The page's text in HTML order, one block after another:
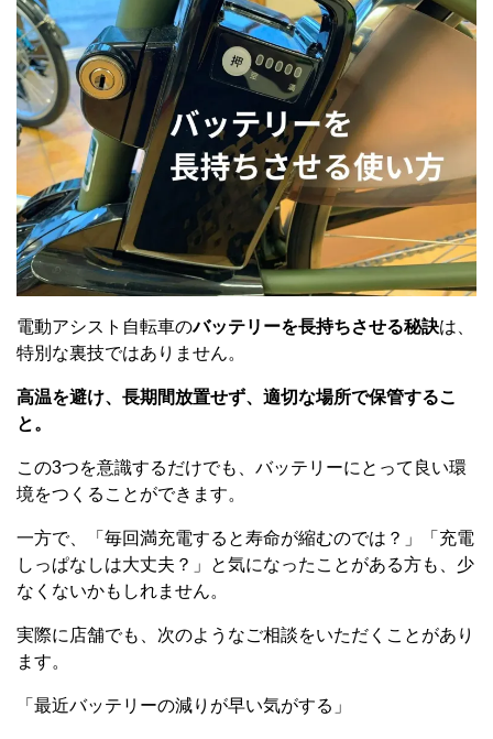
電動アシスト自転車のバッテリーを長持ちさせる秘訣は、
特別な裏技ではありません。
高温を避け、長期間放置せず、適切な場所で保管するこ
と。
この3つを意識するだけでも、バッテリーにとって良い環
境をつくることができます。
一方で、「毎回満充電すると寿命が縮むのでは？」「充電
しっぱなしは大丈夫？」と気になったことがある方も、少
なくないかもしれません。
実際に店舗でも、次のようなご相談をいただくことがあり
ます。
「最近バッテリーの減りが早い気がする」